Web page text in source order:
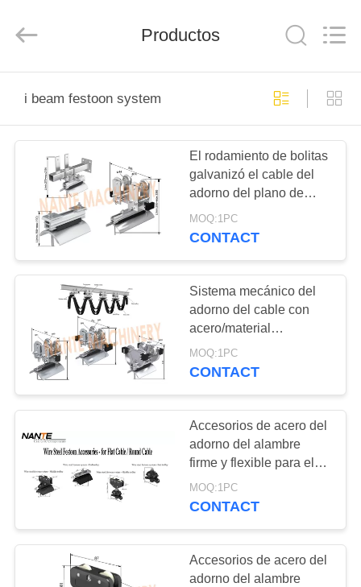
PRODUCTOS
SOBRE
NOSOTROS
VISITA
FÁBRICA
CONTROL
DE
CALIDAD
CONTÁCTENOS
SOLICITAR
Eqiupment
Co.,Ltd..
Reserved.
Productos
i beam festoon system
El rodamiento de bolitas
galvanizó el cable del
adorno del plano de
acero para la
temperatura
MOQ:1PC
CONTACT
Sistema mecánico del
adorno del cable con
acero/material
galvanizados del ABS
MOQ:1PC
CONTACT
Accesorios de acero del
adorno del alambre
firme y flexible para el
sistema de cable del
adorno
MOQ:1PC
CONTACT
Accesorios de acero del
adorno del alambre